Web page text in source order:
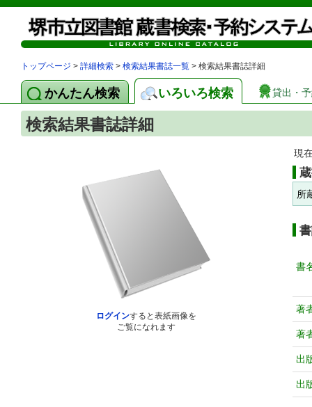
トップページ > 詳細検索 > 検索結果書誌一覧 > 検索結果書誌詳細
かんたん検索 いろいろ検索 貸出・
検索結果書誌詳細
ログインすると表紙画像を
ご覧になれます
現
所
書
著
著
出
出